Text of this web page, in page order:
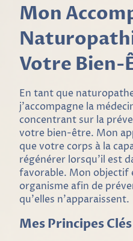
Mon
Votre Bien-
En tant que
j'accompagne la
concentrant sur la
votre bien-être. Mon
que votre corps à la
régénérer lorsqu'il est
favorable. Mon objectif
organisme afin de
qu'elles n'apparaissent.
Mes Principes Clés